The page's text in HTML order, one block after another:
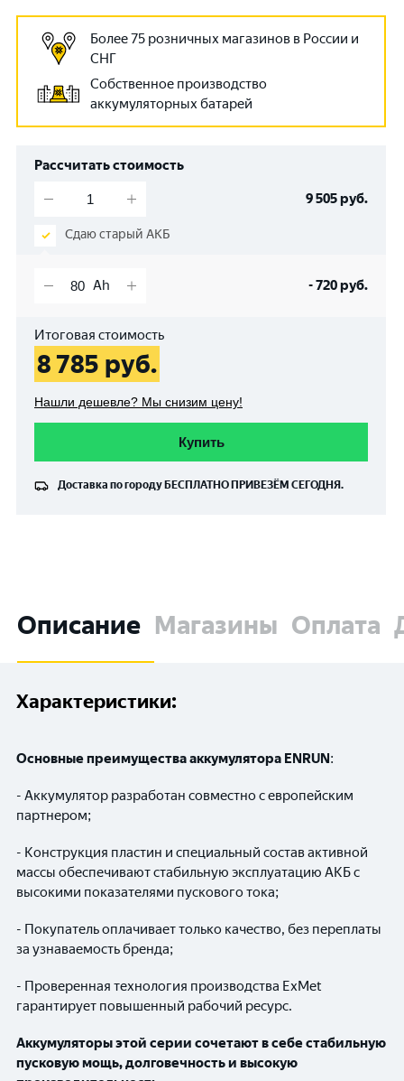
Более 75 розничных магазинов в России и
СНГ
Собственное производство
аккумуляторных батарей
Рассчитать стоимость
9 505руб.
Сдаю старый АКБ
-720руб.
Итоговая стоимость
8 785 руб.
Нашли дешевле? Мы снизим цену!
Купить
Доставка по городу БЕСПЛАТНО ПРИВЕЗЁМ СЕГОДНЯ.
Описание Магазины Оплата
Характеристики:
Основные преимущества аккумулятора ENRUN:
- Аккумулятор разработан совместно с европейским
партнером;
- Конструкция пластин и специальный состав активной
массы обеспечивают стабильную эксплуатацию АКБ с
высокими показателями пускового тока;
- Покупатель оплачивает только качество, без переплаты
за узнаваемость бренда;
- Проверенная технология производства ExMet
гарантирует повышенный рабочий ресурс.
Аккумуляторы этой серии сочетают в себе стабильную
пусковую мощь, долговечность и высокую